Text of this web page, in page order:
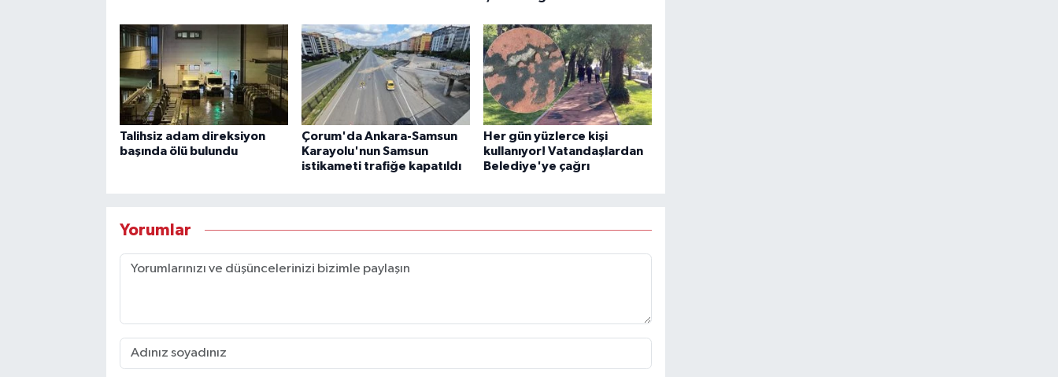
Talihsiz adam direksiyon
başında ölü bulundu
Çorum'da Ankara-Samsun
Karayolu'nun Samsun
istikameti trafiğe kapatıldı
Her gün yüzlerce kişi
kullanıyor! Vatandaşlardan
Belediye'ye çağrı
Yorumlar